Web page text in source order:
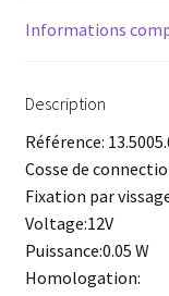
Informations
Description
Référence:
Cosse de
Fixation par
Voltage:12V
Puissance:0.05 W
Homologation: